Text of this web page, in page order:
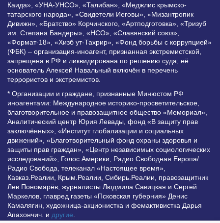
Каида», «УНА-УНСО», «Талибан», «Меджлис крымско-
татарского народа», «Свидетели Иеговы», «Мизантропик
Дивижн», «Братство» Корчинского, «Артподготовка», «Тризуб
им. Степана Бандеры», «НСО», «Славянский союз»,
«Формат-18», «Хизб ут-Тахрир», «Фонд борьбы с коррупцией»
(ФБК) – организация-иноагент, признанная экстремистской,
запрещена в РФ и ликвидирована по решению суда; её
основатель Алексей Навальный включён в перечень
террористов и экстремистов.
* Организации и граждане, признанные Минюстом РФ
иноагентами: Международное историко-просветительское,
благотворительное и правозащитное общество «Мемориал»,
Аналитический центр Юрия Левады, фонд «В защиту прав
заключённых», «Институт глобализации и социальных
движений», «Благотворительный фонд охраны здоровья и
защиты прав граждан», «Центр независимых социологических
исследований», Голос Америки, Радио Свободная Европа/
Радио Свобода, телеканал «Настоящее время»,
Кавказ.Реалии, Крым.Реалии, Сибирь.Реалии, правозащитник
Лев Пономарёв, журналисты Людмила Савицкая и Сергей
Маркелов, главред газеты «Псковская губерния» Денис
Камалягин, художница-акционистка и фемактивистка Дарья
Апахончич. и другие